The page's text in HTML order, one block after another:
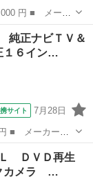
： ＲＸ４５０
レザーシート
純正ナビＴＶ＆
１６イン…
サイト 7月28日
ＣＴ２００
インチＡＷ・シ
Ｌ ＤＶＤ再生
カメラ …